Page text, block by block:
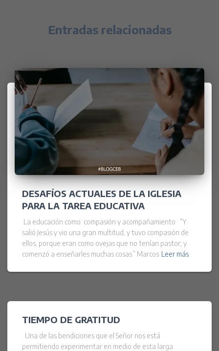
Entradas relacionadas
DESAFÍOS ACTUALES DE LA IGLESIA
PARA LA TAREA EDUCATIVA
La educación como compasión y acompañamiento “Y
salió Jesús y vio una gran multitud, y tuvo compasión de
ellos, porque eran como ovejas que no tenían pastor; y
comenzó a enseñarles muchas cosas.” Marcos Leer más
TIEMPO DE GRATITUD
Una de las bendiciones que el Señor nos está
permitiendo experimentar en medio de esta larga